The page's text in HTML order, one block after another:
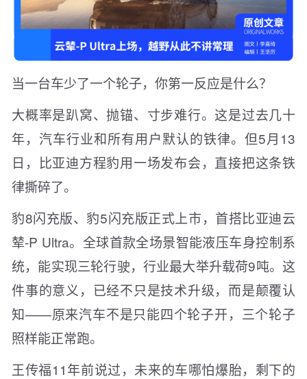
当一台车少了一个轮子，你第一反应是什么？
大概率是趴窝、抛锚、寸步难行。这是过去几十
年，汽车行业和所有用户默认的铁律。但5月13
日，比亚迪方程豹用一场发布会，直接把这条铁
律撕碎了。
豹8闪充版、豹5闪充版正式上市，首搭比亚迪云
辇-P Ultra。全球首款全场景智能液压车身控制系
统，能实现三轮行驶，行业最大举升载荷9吨。这
件事的意义，已经不只是技术升级，而是颠覆认
知——原来汽车不是只能四个轮子开，三个轮子
照样能正常跑。
王传福11年前说过，未来的车哪怕爆胎，剩下的